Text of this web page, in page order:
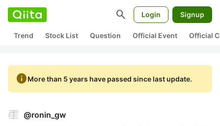
search Login Signup
Trend Stock List Question Official Event Official
infoMore than 5 years have passed since last update.
@ronin_gw